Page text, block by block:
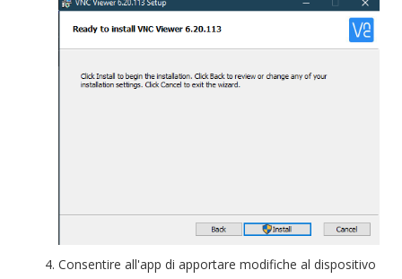
Consentire all'app di apportare modifiche al dispositivo